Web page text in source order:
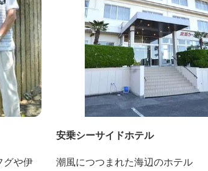
グや伊
安乗シーサイドホテル
潮風につつまれた海辺のホテル